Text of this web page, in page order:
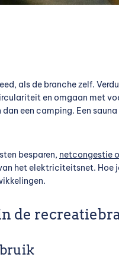
als de branche zelf.
en omgaan met
een camping. Een sauna
besparen, netcongestie
het elektriciteitsnet. Hoe
de